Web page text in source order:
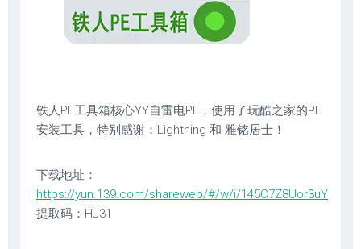
铁人PE工具箱核心YY自雷电PE，使用了玩酷之家的PE
安装工具，特别感谢：Lightning 和 雅铭居士！
下载地址：
https://yun.139.com/shareweb/#/w/i/145C7Z8Uor3uY
提取码：HJ31